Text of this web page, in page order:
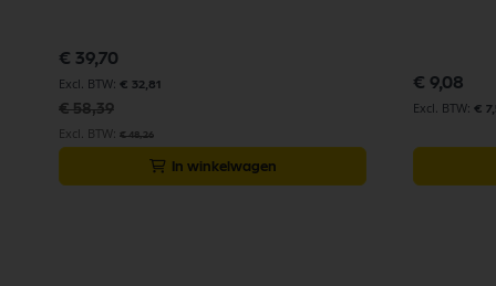
Speciale
prijs
€ 39,70
€ 32,81
€ 58,39
€ 48,26
In winkelwagen
€ 9,08
€